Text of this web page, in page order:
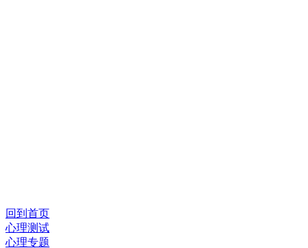
回到首页
心理测试
心理专题